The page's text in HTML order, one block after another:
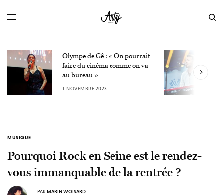
Olympe de Gê : « On pourrait
faire du cinéma comme on va
au bureau »
1 NOVEMBRE 2023
MUSIQUE
Pourquoi Rock en Seine est le rendez-
vous immanquable de la rentrée ?
PAR MARIN WOISARD